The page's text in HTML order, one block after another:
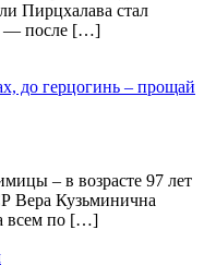
Пирцхалава стал
— после […]
до герцогинь – прощай
– в возрасте 97 лет
Вера Кузьминична
всем по […]